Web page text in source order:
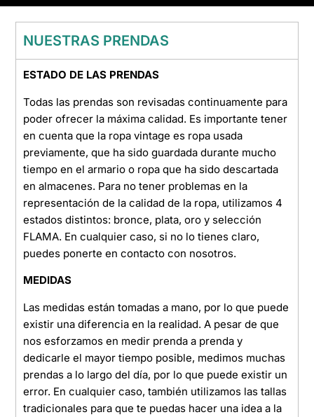
NUESTRAS PRENDAS
ESTADO DE LAS PRENDAS
Todas las prendas son revisadas continuamente para
poder ofrecer la máxima calidad. Es importante tener
en cuenta que la ropa vintage es ropa usada
previamente, que ha sido guardada durante mucho
tiempo en el armario o ropa que ha sido descartada
en almacenes. Para no tener problemas en la
representación de la calidad de la ropa, utilizamos 4
estados distintos: bronce, plata, oro y selección
FLAMA. En cualquier caso, si no lo tienes claro,
puedes ponerte en contacto con nosotros.
MEDIDAS
Las medidas están tomadas a mano, por lo que puede
existir una diferencia en la realidad. A pesar de que
nos esforzamos en medir prenda a prenda y
dedicarle el mayor tiempo posible, medimos muchas
prendas a lo largo del día, por lo que puede existir un
error. En cualquier caso, también utilizamos las tallas
tradicionales para que te puedas hacer una idea a la